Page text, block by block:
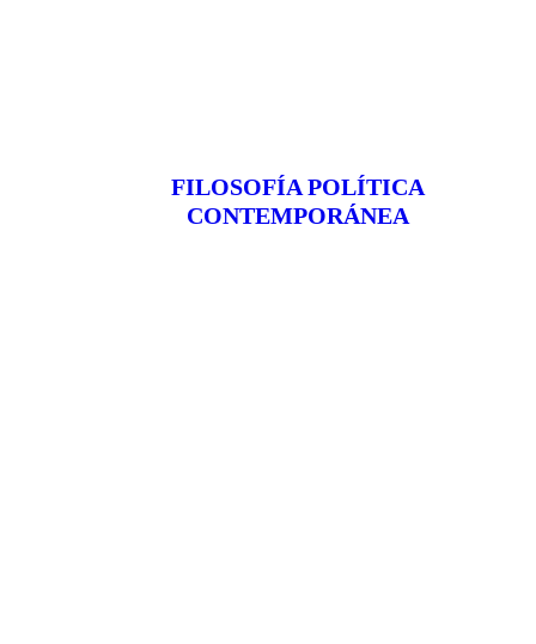
FILOSOFÍA POLÍTICA
CONTEMPORÁNEA